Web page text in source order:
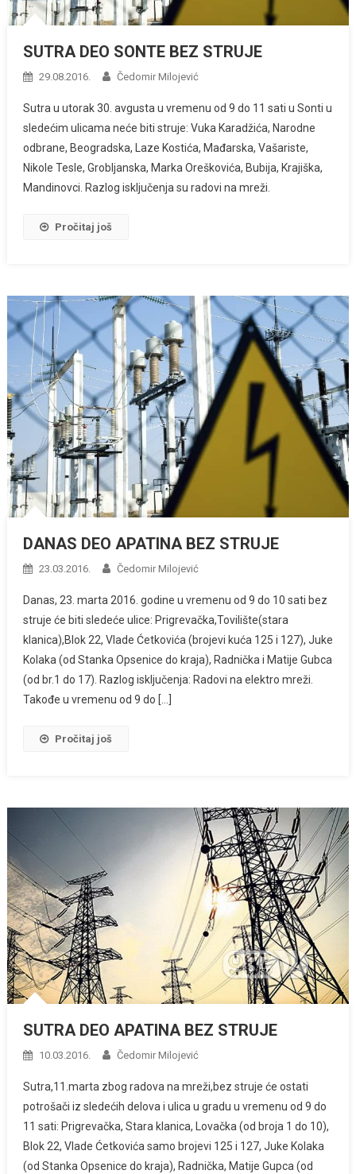
SUTRA DEO SONTE BEZ STRUJE
29.08.2016. Čedomir Milojević
Sutra u utorak 30. avgusta u vremenu od 9 do 11 sati u Sonti u
sledećim ulicama neće biti struje: Vuka Karadžića, Narodne
odbrane, Beogradska, Laze Kostića, Mađarska, Vašariste,
Nikole Tesle, Grobljanska, Marka Oreškovića, Bubija, Krajiška,
Mandinovci. Razlog isključenja su radovi na mreži.
Pročitaj još
DANAS DEO APATINA BEZ STRUJE
23.03.2016. Čedomir Milojević
Danas, 23. marta 2016. godine u vremenu od 9 do 10 sati bez
struje će biti sledeće ulice: Prigrevačka,Tovilište(stara
klanica),Blok 22, Vlade Ćetkovića (brojevi kuća 125 i 127), Juke
Kolaka (od Stanka Opsenice do kraja), Radnička i Matije Gubca
(od br.1 do 17). Razlog isključenja: Radovi na elektro mreži.
Takođe u vremenu od 9 do […]
Pročitaj još
SUTRA DEO APATINA BEZ STRUJE
10.03.2016. Čedomir Milojević
Sutra,11.marta zbog radova na mreži,bez struje će ostati
potrošači iz sledećih delova i ulica u gradu u vremenu od 9 do
11 sati: Prigrevačka, Stara klanica, Lovačka (od broja 1 do 10),
Blok 22, Vlade Ćetkovića samo brojevi 125 i 127, Juke Kolaka
(od Stanka Opsenice do kraja), Radnička, Matije Gupca (od